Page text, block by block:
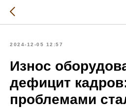
2024-12-05 12:57
Износ
дефицит
проблемами